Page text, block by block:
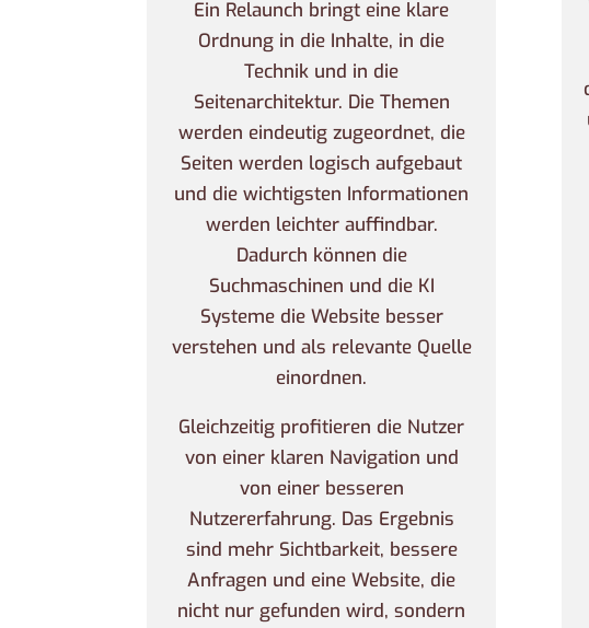
Ein Relaunch bringt eine klare
Ordnung in die Inhalte, in die
Technik und in die
Seitenarchitektur. Die Themen
werden eindeutig zugeordnet, die
Seiten werden logisch aufgebaut
und die wichtigsten Informationen
werden leichter auffindbar.
Dadurch können die
Suchmaschinen und die KI
Systeme die Website besser
verstehen und als relevante Quelle
einordnen.
Gleichzeitig profitieren die Nutzer
von einer klaren Navigation und
von einer besseren
Nutzererfahrung. Das Ergebnis
sind mehr Sichtbarkeit, bessere
Anfragen und eine Website, die
nicht nur gefunden wird, sondern